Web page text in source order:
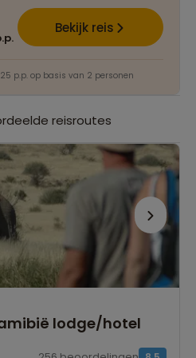
Bekijk reis
p.p. op basis van 2 personen
reisaanbod
deskundig reisadvies
reisroutes
reisaanbod
reisadvies
reisroutes
lodge/hotel